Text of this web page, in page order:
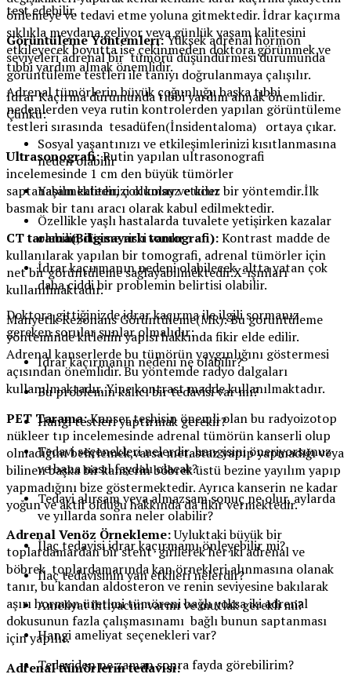
test edebilir.
Görüntüleme Yöntemleri:Yüksek adrenal hormon
seviyeleri adrenal bir tümörü düşündürmesi durumunda
görüntüleme testleri ile tanıyı doğrulanmaya çalışılır.
Adrenal tümörlerin büyük çoğunluğu başka tıbbi
nedenlerden veya rutin kontrolerden yapılan görüntüleme
testleri sırasında tesadüfen(İnsidentaloma) ortaya çıkar.
Ultrasonografi:Rutin yapılan ultrasonografi
incelemesinde 1 cm den büyük tümörler
saptanabilmektedir, çok kolay ve ucuz bir yöntemdir.İlk
basmak bir tanı aracı olarak kabul edilmektedir.
CT tarama(Bilgisayarlı tomografi):Kontrast madde de
kullanılarak yapılan bir tomografi, adrenal tümörler için
net bir görüntüleme sağlayabilmektedir.X-ışınları
kullanılmaktadır.
Manyetik Rezonans Görüntüleme(MR): Bu görüntüleme
yönteminde kitlenin yapısı hakkında fikir elde edilir.
Adrenal kanserlerde bu tümörün yaygınlığını göstermesi
açısından önemlidir. Bu yöntemde radyo dalgaları
kullanılmaktadır. Yine kontrast madde kullanılmaktadır.
PET Tarama:Kanser teşhisin önemli olan bu radyoizotop
nükleer tıp incelemesinde adrenal tümörün kanserli olup
olmadığını belirlemek,varsa metastaz yapıp yapmadığı veya
bilinen başka bir kanserin böbrek üstü bezine yayılım yapıp
yapmadığını bize göstermektedir. Ayrıca kanserin ne kadar
yoğun ve aktif olduğu hakkında da fikir vermektedir.
Adrenal Venöz Örnekleme:Uyluktaki büyük bir
toplardamardan bir stent girilerek her iki adrenal ve
böbrek toplardamarında kan örnekleri alınmasına olanak
tanır, bu kandan aldosteron ve renin seviyesine bakılarak
aşırı hormon üretimi tümöreni bağlı yoksa iki adrenal
dokusunun fazla çalışmasınamı bağlı bunun saptanması
için yapılır.
Adrenal tümörlerin tedavisi:
önlemeye ve tedavi etme yoluna gitmektedir. İdrar kaçırma
sıklıkla meydana geliyor veya günlük yaşam kalitesini
etkileyecek boyutta ise çekinmeden doktora görünmek ve
tıbbi yardım almak önemlidir.
İdrar Kaçırma durumunda tıbbi yardım almak önemlidir.
Çünkü:
Sosyal yaşantınızı ve etkileşimlerinizi kısıtlanmasına
neden olabilir
Yaşam kalitenizi olumsuz etkiler
Özellikle yaşlı hastalarda tuvalete yetişirken kazalar
olabilir, düşme riski vardır
İdrar kaçırmanın nedeni olabilecek, altta yatan çok
daha ciddi bir problemin belirtisi olabilir.
Doktora gittiğinizde idrar kaçırma ile ilgili sormanız
gereken sorular şunlar olmalıdır:
İdrar kaçırmanın nedeni ne olabilir?
Bu problemin kalıcı bir tedavisi var mı?
Hangi testleri yaptırmak gerekir?
Tedavi seçenekleri nelerdir, hangisini öneriyorsunuz
ve bana nasıl faydalı olacak?
Tedavi alırsam veya almazsam sonuç ne olur, aylarda
ve yıllarda sonra neler olabilir?
İlaç tedavisi idrar kaçırmamı önleyebilir mi?
İlaç tedavisinin yan etkileri nelerdir?
Ameliyat ihtiyacım varmı ve mutlak gerekli mi?
Hangi ameliyat seçenekleri var?
Tedaviden ne zaman sonra fayda görebilirim?